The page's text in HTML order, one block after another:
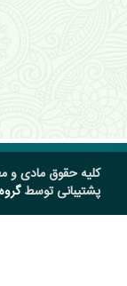
کلیه حقوق مادی
پشتیبانی توسط